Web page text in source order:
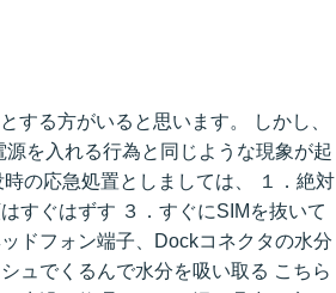
する方がいると思います。 しかし、
を入れる行為と同じような現象が起
の応急処置としましては、
１．絶対
すぐはずす ３．すぐにSIMを抜いて
ドフォン端子、Dockコネクタの水分
ュでくるんで水分を吸い取る こちら